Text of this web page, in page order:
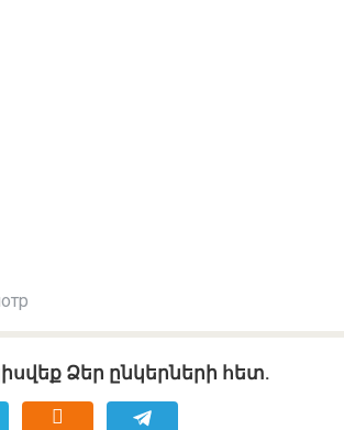
Ձեր ընկերների հետ.